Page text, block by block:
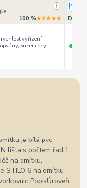
i
100 %★★★★★
vyřízení
super ceny.
+
je bílá pvc
lišta s počtem řad 1
na omítku,
STILO 6 na omítku -
PopisÚroveň